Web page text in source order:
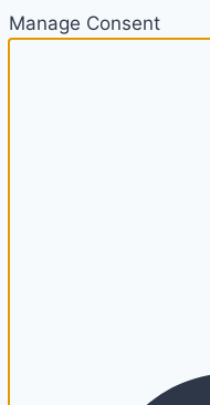
Manage Consent